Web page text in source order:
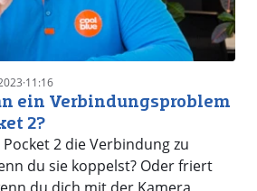
·11:16
ein Verbindungsproblem
2?
2 die Verbindung zu
du sie koppelst? Oder friert